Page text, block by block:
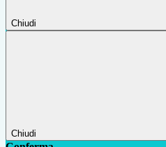
Chiudi
Chiudi